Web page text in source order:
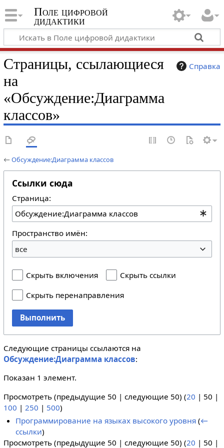
Поле цифровой
дидактики
Справка
Страницы, ссылающиеся
на
«Обсуждение:Диаграмма
классов»
←Обсуждение:Диаграмма классов
Ссылки сюда
Страница:
Пространство имён:
все
Скрыть включения
Скрыть ссылки
Скрыть перенаправления
Выполнить
Следующие страницы ссылаются на
Обсуждение:Диаграмма классов:
Показан 1 элемент.
Просмотреть (предыдущие 50 | следующие 50) (20 | 50 |
100 | 250 | 500)
Программирование на языках высокого уровня (←
ссылки)
Просмотреть (предыдущие 50 | следующие 50) (20 | 50 |